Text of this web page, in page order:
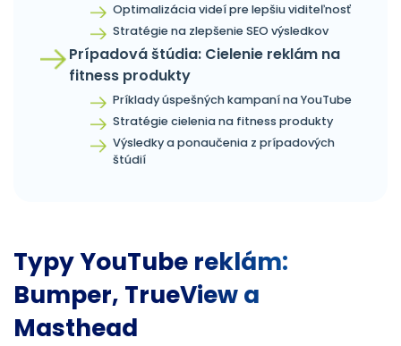
Optimalizácia videí pre lepšiu viditeľnosť
Stratégie na zlepšenie SEO výsledkov
Prípadová štúdia: Cielenie reklám na
fitness produkty
Príklady úspešných kampaní na YouTube
Stratégie cielenia na fitness produkty
Výsledky a ponaučenia z prípadových
štúdií
Typy YouTube reklám:
Bumper, TrueView a
Masthead